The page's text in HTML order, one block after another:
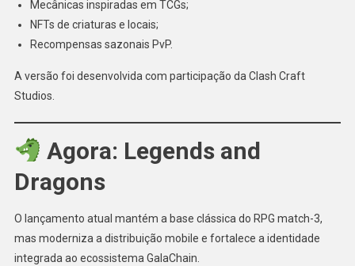
Mecânicas inspiradas em TCGs;
NFTs de criaturas e locais;
Recompensas sazonais PvP.
A versão foi desenvolvida com participação da Clash Craft
Studios.
Agora: Legends and
Dragons
O lançamento atual mantém a base clássica do RPG match-3,
mas moderniza a distribuição mobile e fortalece a identidade
integrada ao ecossistema GalaChain.